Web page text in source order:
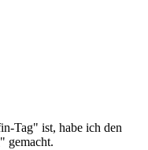
Tag" ist, habe ich den
gemacht.